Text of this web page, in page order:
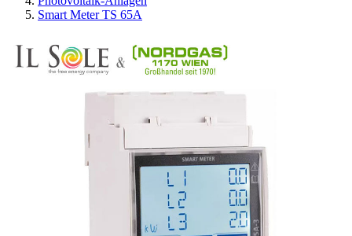
Smart Meter TS 65A